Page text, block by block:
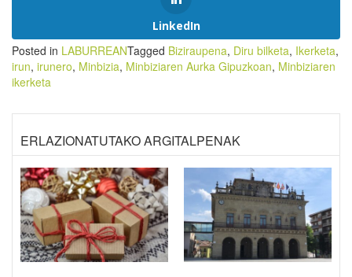
LinkedIn
Posted in LABURREANTagged Biziraupena, Diru bilketa, Ikerketa,
irun, irunero, Minbizia, Minbiziaren Aurka Gipuzkoan, Minbiziaren
ikerketa
ERLAZIONATUTAKO ARGITALPENAK